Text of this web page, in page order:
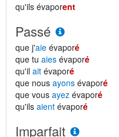
qu'ils évaporent
Passé
que j'aie évaporé
que tu aies évaporé
qu'il ait évaporé
que nous ayons évaporé
que vous ayez évaporé
qu'ils aient évaporé
Imparfait